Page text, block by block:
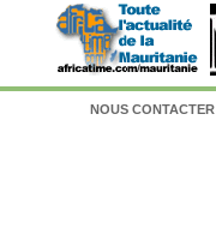
NOUS CONTACTER